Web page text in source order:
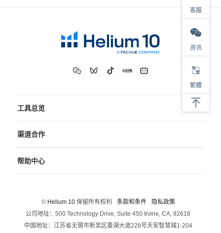
工具总览
渠道合作
帮助中心
© Helium 10保留所有权利 条款和条件
隐私政策
公司地址：500 Technology Drive, Suite 450 Irvine, CA, 92618
中国地址：江苏省无锡市新吴区菱湖大道228号天安智慧城1-204
客服
资讯
繁體